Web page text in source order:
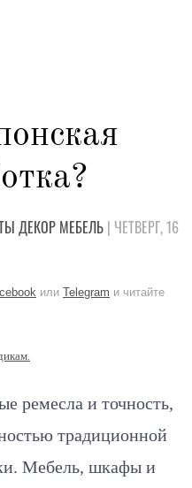
ДЕКОР МЕБЕЛЬ | ЧЕТВЕРГ, 16
или Telegram и читайте
ремесла и точность,
традиционной
Мебель, шкафы и